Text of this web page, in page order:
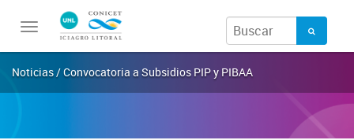
Toggle
Noticias / Convocatoria a Subsidios PIP y PIBAA